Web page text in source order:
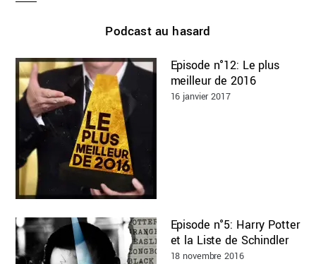
Podcast au hasard
Episode n°12: Le plus
meilleur de 2016
16 janvier 2017
Episode n°5: Harry Potter
et la Liste de Schindler
18 novembre 2016